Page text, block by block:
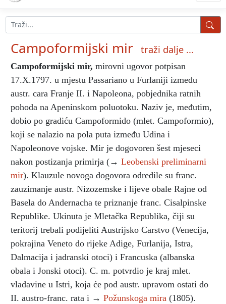
Campoformijski mir traži dalje ...
Campoformijski mir, mirovni ugovor potpisan
17.X.1797. u mjestu Passariano u Furlaniji između
austr. cara Franje II. i Napoleona, pobjednika ratnih
pohoda na Apeninskom poluotoku. Naziv je, međutim,
dobio po gradiću Campoformido (mlet. Campoformio),
koji se nalazio na pola puta između Udina i
Napoleonove vojske. Mir je dogovoren šest mjeseci
nakon postizanja primirja (→ Leobenski preliminarni
mir). Klauzule novoga dogovora odredile su franc.
zauzimanje austr. Nizozemske i lijeve obale Rajne od
Basela do Andernacha te priznanje franc. Cisalpinske
Republike. Ukinuta je Mletačka Republika, čiji su
teritorij trebali podijeliti Austrijsko Carstvo (Venecija,
pokrajina Veneto do rijeke Adige, Furlanija, Istra,
Dalmacija i jadranski otoci) i Francuska (albanska
obala i Jonski otoci). C. m. potvrdio je kraj mlet.
vladavine u Istri, koja će pod austr. upravom ostati do
II. austro-franc. rata i → Požunskoga mira (1805).